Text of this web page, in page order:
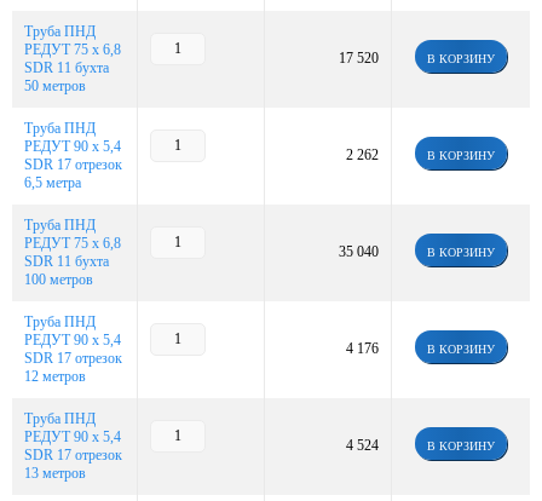
Труба ПНД
РЕДУТ 75 х 6,8
SDR 11 бухта
50 метров
17 520 В КОРЗИНУ
Труба ПНД
РЕДУТ 90 х 5,4
SDR 17 отрезок
6,5 метра
2 262 В КОРЗИНУ
Труба ПНД
РЕДУТ 75 х 6,8
SDR 11 бухта
100 метров
35 040 В КОРЗИНУ
Труба ПНД
РЕДУТ 90 х 5,4
SDR 17 отрезок
12 метров
4 176 В КОРЗИНУ
Труба ПНД
РЕДУТ 90 х 5,4
SDR 17 отрезок
13 метров
4 524 В КОРЗИНУ